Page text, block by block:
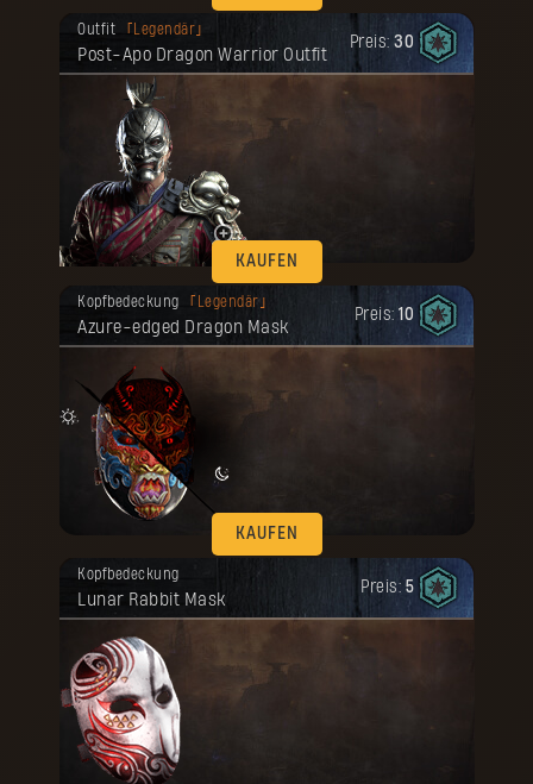
Outfit Legendär
Post-Apo Dragon Warrior Outfit
Preis: 30
KAUFEN
Deine Belohnung ist freigeschaltet
worden.
Kopfbedeckung Legendär
Azure-edged Dragon Mask
Preis: 10
KAUFEN
Deine Belohnung ist freigeschaltet
worden.
Kopfbedeckung
Lunar Rabbit Mask
Preis: 5
Deine Belohnung ist freigeschaltet
worden.